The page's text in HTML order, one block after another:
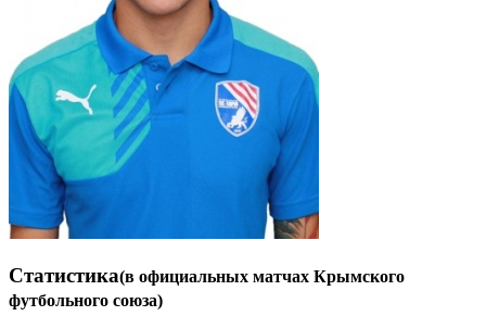
Статистика(в официальных матчах Крымского
футбольного союза)